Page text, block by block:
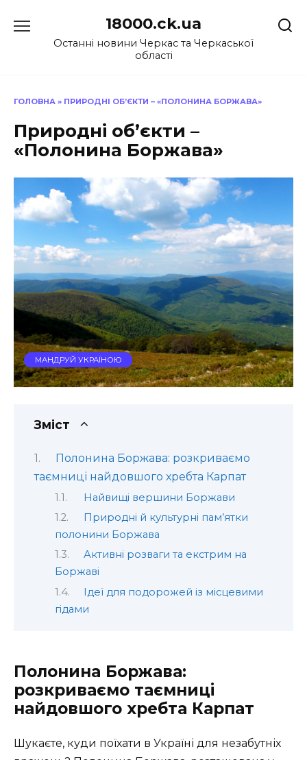
до
18000.ck.ua
Останні новини Черкас та Черкаської
області
ГОЛОВНА » ПРИРОДНІ ОБ’ЄКТИ – «ПОЛОНИНА БОРЖАВА»
Природні об’єкти –
«Полонина Боржава»
МАНДРУЙ УКРАЇНОЮ
Зміст
Полонина Боржава: розкриваємо
таємниці найдовшого хребта Карпат
Найвищі вершини Боржави
Природні й культурні пам’ятки
полонини Боржава
Активні розваги та екстрим на
Боржаві
Ідеї для подорожей із місцевими
гідами
Полонина Боржава:
розкриваємо таємниці
найдовшого хребта Карпат
Шукаєте, куди поїхати в Україні для незабутніх